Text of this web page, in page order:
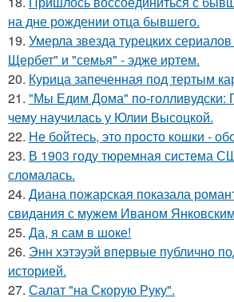
на дне рождении отца бывшего.
19. Умерла звезда турецких
Щербет" и "семья" - эдже иртем.
20. Курица запеченная под тертым
21. "Мы Едим Дома" по-голливудски:
чему научилась у Юлии Высоцкой.
22. Не бойтесь, это просто кошки -
23. В 1903 году тюремная система
сломалась.
24. Диана пожарская показала
свидания с мужем Иваном
25. Да, я сам в шоке!
26. Энн хэтэуэй впервые публично
историей.
27. Салат "на Скорую Руку".